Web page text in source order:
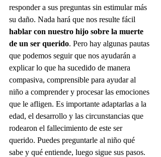
responder a sus preguntas sin estimular más
su daño. Nada hará que nos resulte fácil
hablar con nuestro hijo sobre la muerte
de un ser querido. Pero hay algunas pautas
que podemos seguir que nos ayudarán a
explicar lo que ha sucedido de manera
compasiva, comprensible para ayudar al
niño a comprender y procesar las emociones
que le afligen. Es importante adaptarlas a la
edad, el desarrollo y las circunstancias que
rodearon el fallecimiento de este ser
querido. Puedes preguntarle al niño qué
sabe y qué entiende, luego sigue sus pasos.